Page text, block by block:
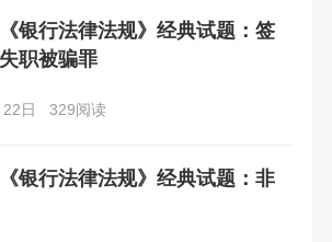
银行法律法规》经典试题：签
职被骗罪
日 329阅读
银行法律法规》经典试题：非